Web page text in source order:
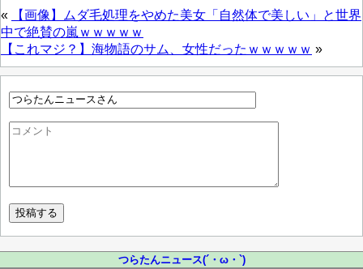
«
【画像】ムダ毛処理をやめた美女「自然体で美しい」と世界
中で絶賛の嵐ｗｗｗｗｗ
【これマジ？】海物語のサム、女性だったｗｗｗｗｗ »
つらたんニュース(´・ω・`)